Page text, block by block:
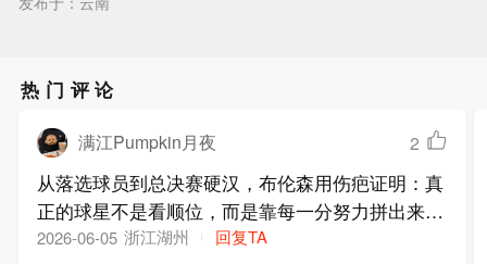
热门评论
满江Pumpkin月夜 2
从落选球员到总决赛硬汉，布伦森用伤疤证明：真
正的球星不是看顺位，而是靠每一分努力拼出来
的。马刺顶薪球员，该清醒了
2026-06-05 浙江湖州 回复TA